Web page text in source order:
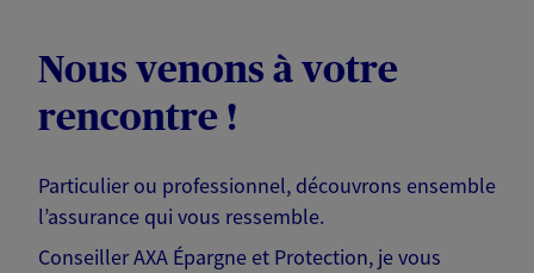
Nous venons à votre
rencontre !
Particulier ou professionnel, découvrons ensemble
l’assurance qui vous ressemble.
Conseiller AXA Épargne et Protection, je vous